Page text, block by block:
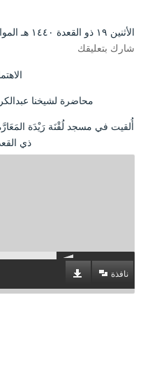
الأثنين ۱۹ ذو القعدة ۱٤٤۰ هـ الموافق ۲۲ يوليو ۲۰۱۹ مـ |
شارك بتعليقك
محاضرة لشيخنا
ذي القعدة
نافذة